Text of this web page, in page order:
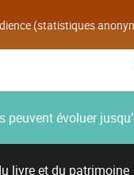
(statistiques
évoluer
livre et du patrimoine